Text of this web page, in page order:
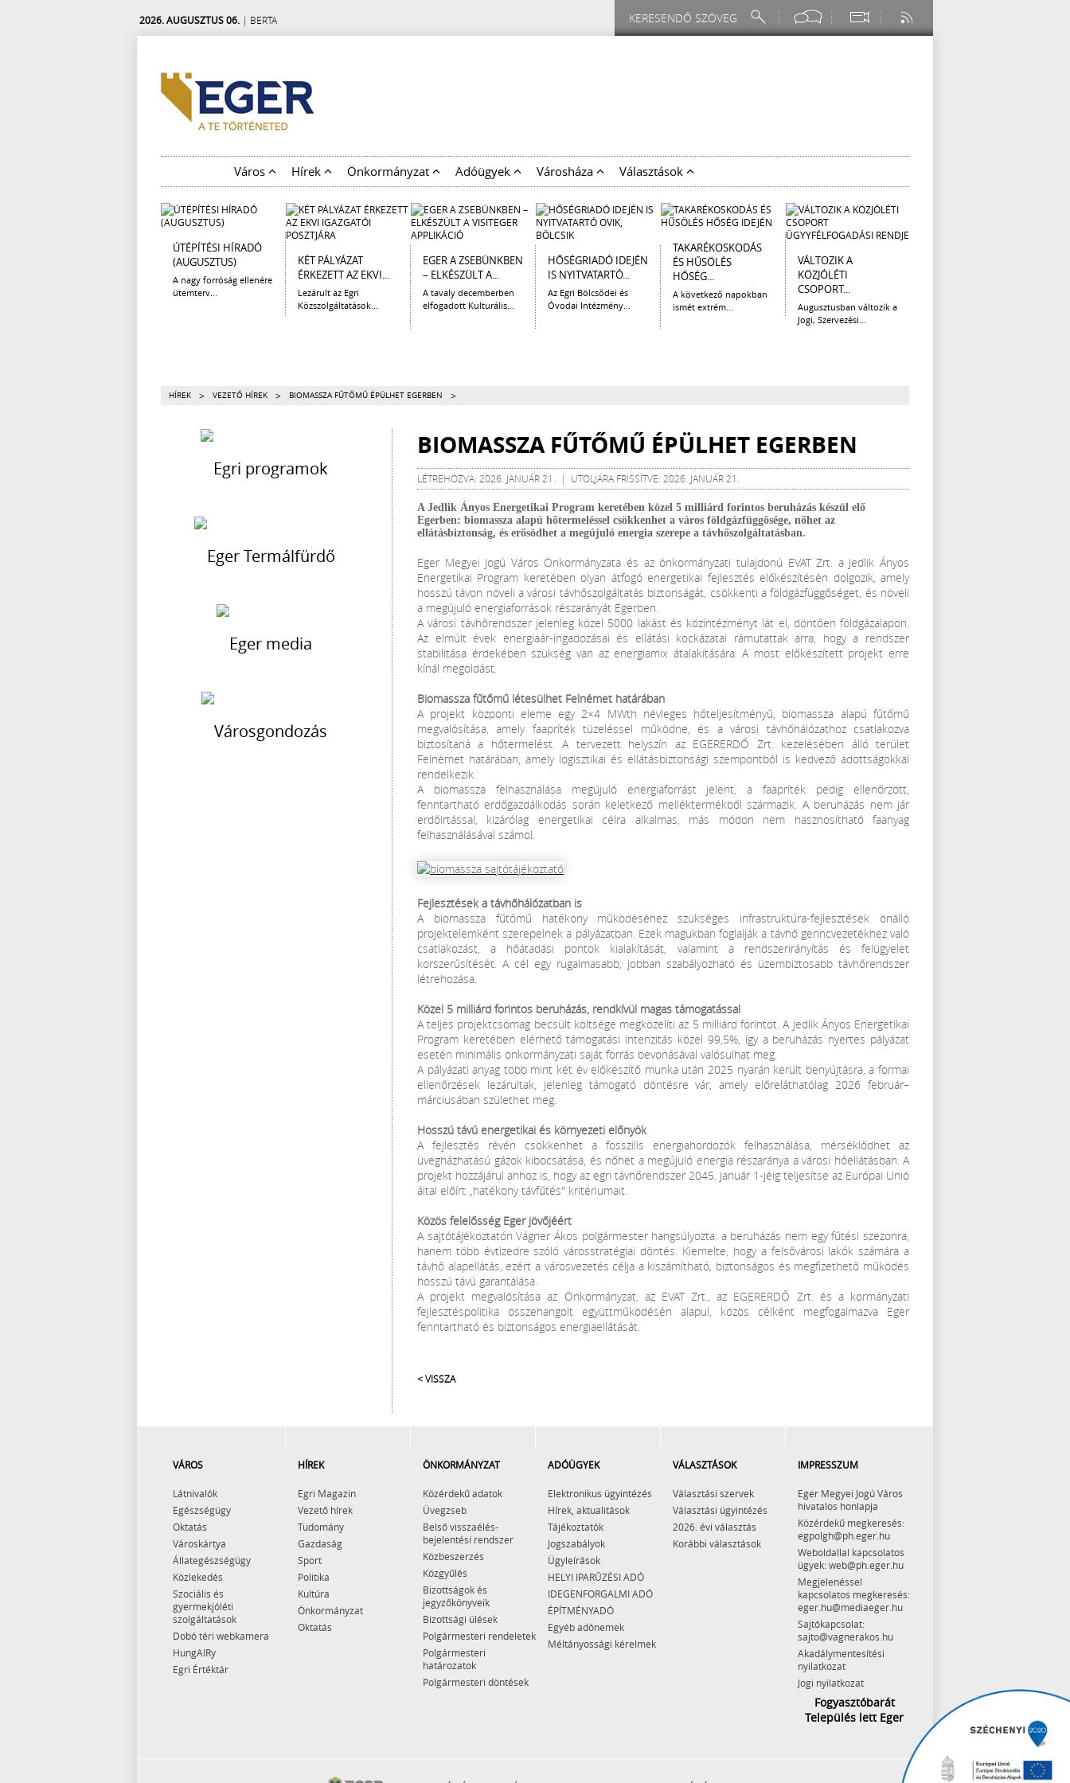
2026. AUGUSZTUS 06. | BERTA
Város Hírek Önkormányzat Adóügyek Városháza Választások
ÚTÉPÍTÉSI HÍRADÓ
(AUGUSZTUS)
A nagy forróság ellenére
ütemterv...
KÉT PÁLYÁZAT
ÉRKEZETT AZ EKVI...
Lezárult az Egri
Közszolgáltatások...
EGER A ZSEBÜNKBEN
– ELKÉSZÜLT A...
A tavaly decemberben
elfogadott Kulturális...
HŐSÉGRIADÓ IDEJÉN
IS NYITVATARTÓ...
Az Egri Bölcsődei és
Óvodai Intézmény...
TAKARÉKOSKODÁS
ÉS HŰSÖLÉS
HŐSÉG...
A következő napokban
ismét extrém...
VÁLTOZIK A
KÖZJÓLÉTI
CSOPORT...
Augusztusban változik a
Jogi, Szervezési...
HÍREK > VEZETŐ HÍREK > BIOMASSZA FŰTŐMŰ ÉPÜLHET EGERBEN >
BIOMASSZA FŰTŐMŰ ÉPÜLHET EGERBEN
LÉTREHOZVA: 2026. JANUÁR 21. | UTOLJÁRA FRISSÍTVE: 2026. JANUÁR 21.
A Jedlik Ányos Energetikai Program keretében közel 5 milliárd forintos beruházás készül elő
Egerben: biomassza alapú hőtermeléssel csökkenhet a város földgázfüggősége, nőhet az
ellátásbiztonság, és erősödhet a megújuló energia szerepe a távhőszolgáltatásban.
Eger Megyei Jogú Város Önkormányzata és az önkormányzati tulajdonú EVAT Zrt. a Jedlik Ányos
Energetikai Program keretében olyan átfogó energetikai fejlesztés előkészítésén dolgozik, amely
hosszú távon növeli a városi távhőszolgáltatás biztonságát, csökkenti a földgázfüggőséget, és növeli
a megújuló energiaforrások részarányát Egerben.
A városi távhőrendszer jelenleg közel 5000 lakást és közintézményt lát el, döntően földgázalapon.
Az elmúlt évek energiaár-ingadozásai és ellátási kockázatai rámutattak arra, hogy a rendszer
stabilitása érdekében szükség van az energiamix átalakítására. A most előkészített projekt erre
kínál megoldást.
Biomassza fűtőmű létesülhet Felnémet határában
A projekt központi eleme egy 2×4 MWth névleges hőteljesítményű, biomassza alapú fűtőmű
megvalósítása, amely faapríték tüzeléssel működne, és a városi távhőhálózathoz csatlakozva
biztosítaná a hőtermelést. A tervezett helyszín az EGERERDŐ Zrt. kezelésében álló terület
Felnémet határában, amely logisztikai és ellátásbiztonsági szempontból is kedvező adottságokkal
rendelkezik.
A biomassza felhasználása megújuló energiaforrást jelent, a faapríték pedig ellenőrzött,
fenntartható erdőgazdálkodás során keletkező melléktermékből származik. A beruházás nem jár
erdőirtással, kizárólag energetikai célra alkalmas, más módon nem hasznosítható faanyag
felhasználásával számol.
Fejlesztések a távhőhálózatban is
A biomassza fűtőmű hatékony működéséhez szükséges infrastruktúra-fejlesztések önálló
projektelemként szerepelnek a pályázatban. Ezek magukban foglalják a távhő gerincvezetékhez való
csatlakozást, a hőátadási pontok kialakítását, valamint a rendszerirányítás és felügyelet
korszerűsítését. A cél egy rugalmasabb, jobban szabályozható és üzembiztosabb távhőrendszer
létrehozása.
Közel 5 milliárd forintos beruházás, rendkívül magas támogatással
A teljes projektcsomag becsült költsége megközelíti az 5 milliárd forintot. A Jedlik Ányos Energetikai
Program keretében elérhető támogatási intenzitás közel 99,5%, így a beruházás nyertes pályázat
esetén minimális önkormányzati saját forrás bevonásával valósulhat meg.
A pályázati anyag több mint két év előkészítő munka után 2025 nyarán került benyújtásra, a formai
ellenőrzések lezárultak, jelenleg támogató döntésre vár, amely előreláthatólag 2026 február–
márciusában születhet meg.
Hosszú távú energetikai és környezeti előnyök
A fejlesztés révén csökkenhet a fosszilis energiahordozók felhasználása, mérséklődhet az
üvegházhatású gázok kibocsátása, és nőhet a megújuló energia részaránya a városi hőellátásban. A
projekt hozzájárul ahhoz is, hogy az egri távhőrendszer 2045. január 1-jéig teljesítse az Európai Unió
által előírt „hatékony távfűtés" kritériumait.
Közös felelősség Eger jövőjéért
A sajtótájékoztatón Vágner Ákos polgármester hangsúlyozta: a beruházás nem egy fűtési szezonra,
hanem több évtizedre szóló városstratégiai döntés. Kiemelte, hogy a felsővárosi lakók számára a
távhő alapellátás, ezért a városvezetés célja a kiszámítható, biztonságos és megfizethető működés
hosszú távú garantálása.
A projekt megvalósítása az Önkormányzat, az EVAT Zrt., az EGERERDŐ Zrt. és a kormányzati
fejlesztéspolitika összehangolt együttműködésén alapul, közös célként megfogalmazva Eger
fenntartható és biztonságos energiaellátását.
< VISSZA
VÁROS
Látnivalók
Egészségügy
Oktatás
Városkártya
Állategészségügy
Közlekedés
Szociális és
gyermekjóléti
szolgáltatások
Dobó téri webkamera
HungAIRy
Egri Értéktár
HÍREK
Egri Magazin
Vezető hírek
Tudomány
Gazdaság
Sport
Politika
Kultúra
Önkormányzat
Oktatás
ÖNKORMÁNYZAT
Közérdekű adatok
Üvegzseb
Belső visszaélés-
bejelentési rendszer
Közbeszerzés
Közgyűlés
Bizottságok és
jegyzőkönyveik
Bizottsági ülések
Polgármesteri rendeletek
Polgármesteri
határozatok
Polgármesteri döntések
ADÓÜGYEK
Elektronikus ügyintézés
Hírek, aktualitások
Tájékoztatók
Jogszabályok
Ügyleírások
HELYI IPARŰZÉSI ADÓ
IDEGENFORGALMI ADÓ
ÉPÍTMÉNYADÓ
Egyéb adónemek
Méltányossági kérelmek
VÁLASZTÁSOK
Választási szervek
Választási ügyintézés
2026. évi választás
Korábbi választások
IMPRESSZUM
Eger Megyei Jogú Város
hivatalos honlapja
Közérdekű megkeresés:
egpolgh@ph.eger.hu
Weboldallal kapcsolatos
ügyek: web@ph.eger.hu
Megjelenéssel
kapcsolatos megkeresés:
eger.hu@mediaeger.hu
Sajtókapcsolat:
sajto@vagnerakos.hu
Akadálymentesítési
nyilatkozat
Jogi nyilatkozat
Fogyasztóbarát
Település lett Eger